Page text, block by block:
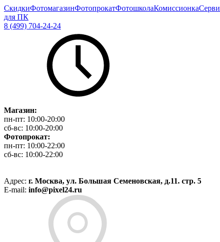
СкидкиФотомагазинФотопрокатФотошколаКомиссионка
для ПК
8 (499) 704-24-24
Магазин:
пн-пт: 10:00-20:00
сб-вс: 10:00-20:00
Фотопрокат:
пн-пт: 10:00-22:00
сб-вс: 10:00-22:00
Адрес: г. Москва, ул. Большая Семеновская, д.11. стр. 5
E-mail: info@pixel24.ru